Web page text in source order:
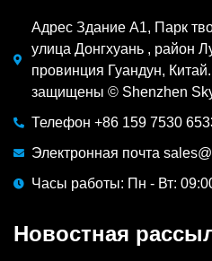
Адрес Здание A1, Парк
улица Донгхуань , район
провинция Гуандун,
защищены © Shenzhen
Телефон +86 159 7530
Электронная почта
Часы работы: Пн - Вт:
Новостная